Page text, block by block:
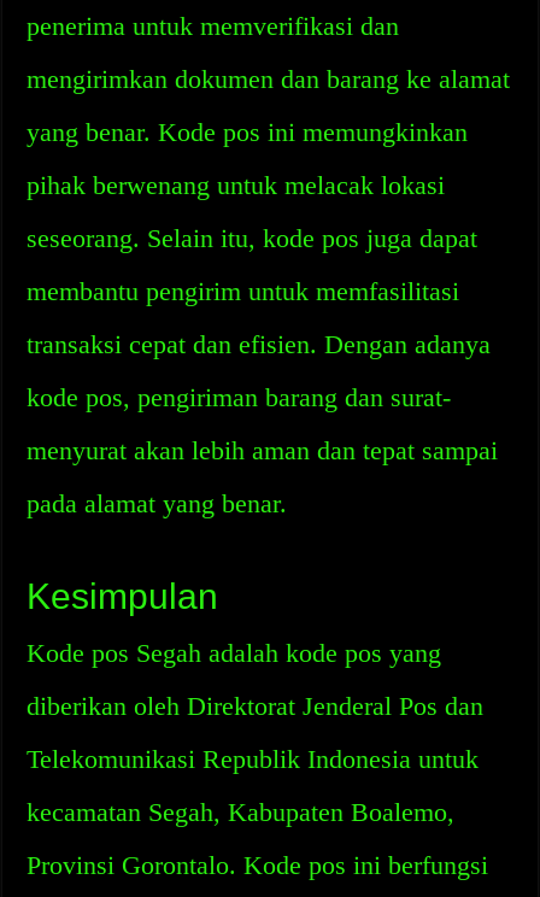
penerima untuk memverifikasi dan
mengirimkan dokumen dan barang ke alamat
yang benar. Kode pos ini memungkinkan
pihak berwenang untuk melacak lokasi
seseorang. Selain itu, kode pos juga dapat
membantu pengirim untuk memfasilitasi
transaksi cepat dan efisien. Dengan adanya
kode pos, pengiriman barang dan surat-
menyurat akan lebih aman dan tepat sampai
pada alamat yang benar.
Kesimpulan
Kode pos Segah adalah kode pos yang
diberikan oleh Direktorat Jenderal Pos dan
Telekomunikasi Republik Indonesia untuk
kecamatan Segah, Kabupaten Boalemo,
Provinsi Gorontalo. Kode pos ini berfungsi